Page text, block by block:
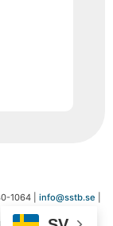
1064 | info@sstb.se